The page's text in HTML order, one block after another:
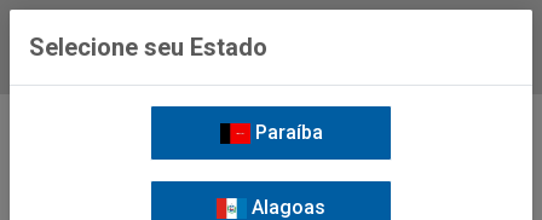
Selecione seu Estado
Paraíba
Alagoas